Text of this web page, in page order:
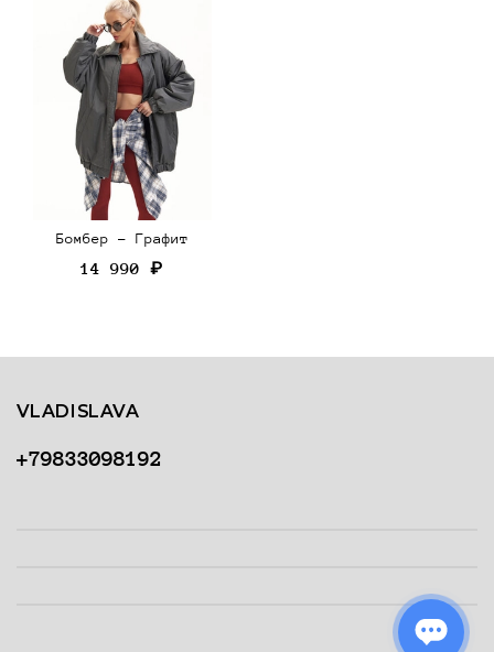
Бомбер - Графит
14 990 ₽
+79833098192
VLADISLAVA